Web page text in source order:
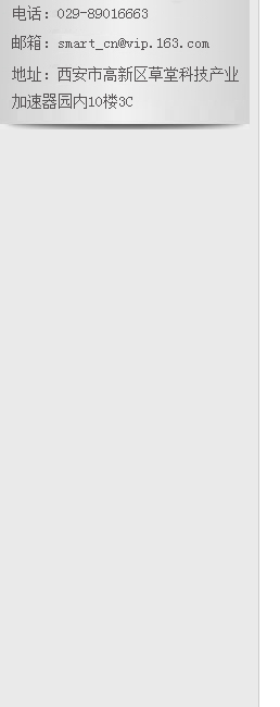
常规检测需要注意？
液位变送器厂家指导_怎样辨别真假优
变送器在使用中出现测量值漂移或者
不稳定时,处理方法